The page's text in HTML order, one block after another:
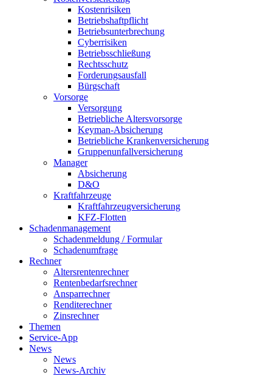
Kostenrisiken
Betriebshaftpflicht
Betriebsunterbrechung
Cyberrisiken
Betriebsschließung
Rechtsschutz
Forderungsausfall
Bürgschaft
Vorsorge
Versorgung
Betriebliche Altersvorsorge
Keyman-Absicherung
Betriebliche Krankenversicherung
Gruppenunfallversicherung
Manager
Absicherung
D&O
Kraftfahrzeuge
Kraftfahrzeugversicherung
KFZ-Flotten
Schadenmanagement
Schadenmeldung / Formular
Schadenumfrage
Rechner
Altersrentenrechner
Rentenbedarfsrechner
Ansparrechner
Renditerechner
Zinsrechner
Themen
Service-App
News
News
News-Archiv